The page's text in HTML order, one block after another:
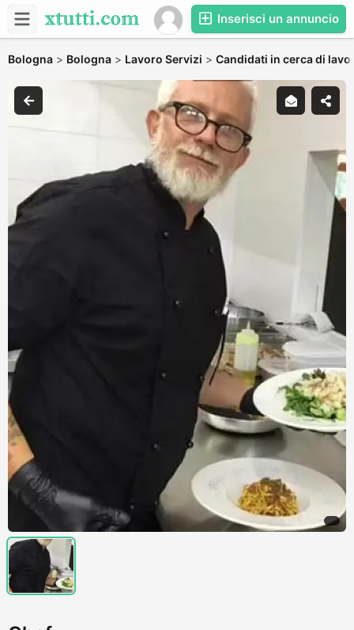
Inserisci un annuncio
Bologna > Bologna > Lavoro Servizi > Candidati in cerca di